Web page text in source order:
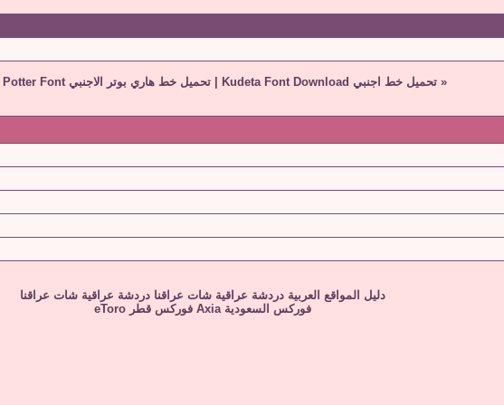
« تحميل خط اجنبي Kudeta Font Download |تحميل خط هاري بوتر الاجنبي Harry Potter Font
دليل المواقع العربية دردشة عراقية شات عراقنا دردشة عراقية شات عراقنا
فوركس السعودية Axia فوركس قطر eToro